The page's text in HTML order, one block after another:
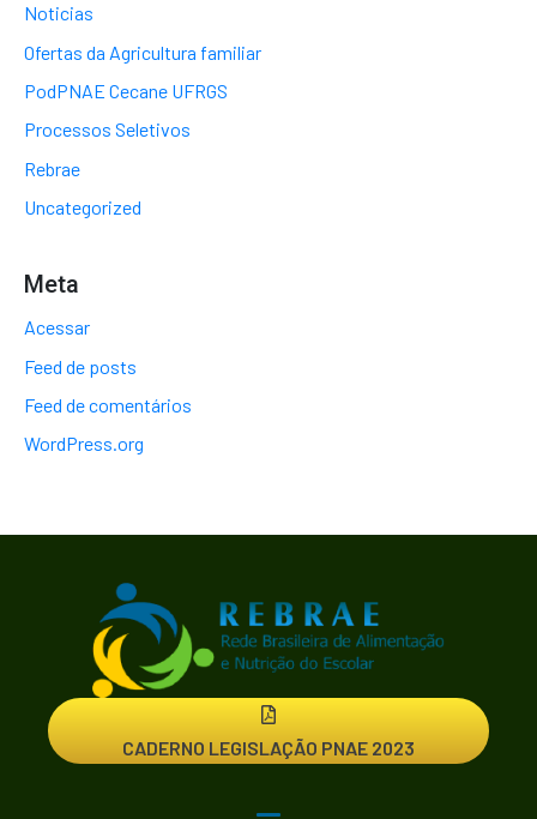
Noticias
Ofertas da Agricultura familiar
PodPNAE Cecane UFRGS
Processos Seletivos
Rebrae
Uncategorized
Meta
Acessar
Feed de posts
Feed de comentários
WordPress.org
CADERNO LEGISLAÇÃO PNAE 2023